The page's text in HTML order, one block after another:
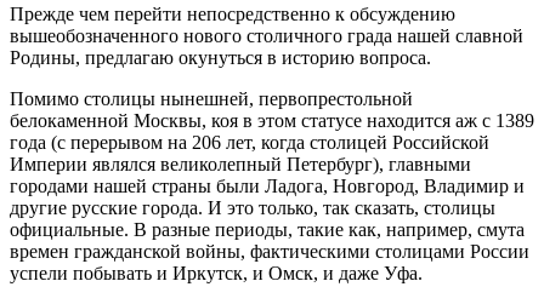
Прежде чем перейти непосредственно к обсуждению
вышеобозначенного нового столичного града нашей славной
Родины, предлагаю окунуться в историю вопроса.
Помимо столицы нынешней, первопрестольной
белокаменной Москвы, коя в этом статусе находится аж с 1389
года (с перерывом на 206 лет, когда столицей Российской
Империи являлся великолепный Петербург), главными
городами нашей страны были Ладога, Новгород, Владимир и
другие русские города. И это только, так сказать, столицы
официальные. В разные периоды, такие как, например, смута
времен гражданской войны, фактическими столицами России
успели побывать и Иркутск, и Омск, и даже Уфа.